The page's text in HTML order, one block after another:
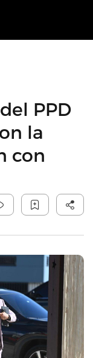
PPD
la
con